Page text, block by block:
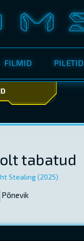
FILMID PILETID
tabatud
Stealing (2025)
Põnevik